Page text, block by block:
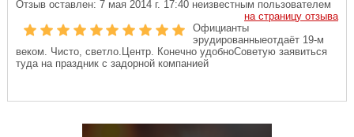
Отзыв оставлен: 7 мая 2014 г. 17:40 неизвестным пользователем
на страницу отзыва
Официанты
эрудированныеотдаёт 19-м
веком. Чисто, светло.Центр. Конечно удобноСоветую заявиться
туда на праздник с задорной компанией